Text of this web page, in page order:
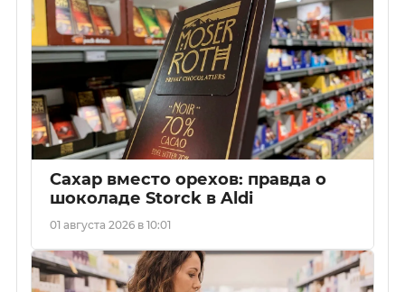
Сахар вместо орехов: правда о
шоколаде Storck в Aldi
01 августа 2026 в 10:01